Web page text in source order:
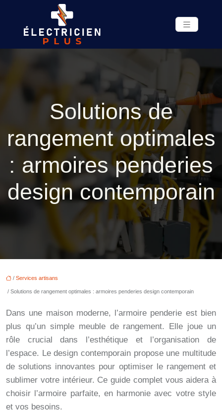
Solutions de
rangement optimales
: armoires penderies
design contemporain
/ Services artisans
/ Solutions de rangement optimales : armoires penderies design contemporain
Dans une maison moderne, l’armoire penderie est bien
plus qu’un simple meuble de rangement. Elle joue un
rôle crucial dans l’esthétique et l’organisation de
l’espace. Le design contemporain propose une multitude
de solutions innovantes pour optimiser le rangement et
sublimer votre intérieur. Ce guide complet vous aidera à
choisir l’armoire parfaite, en harmonie avec votre style
et vos besoins.